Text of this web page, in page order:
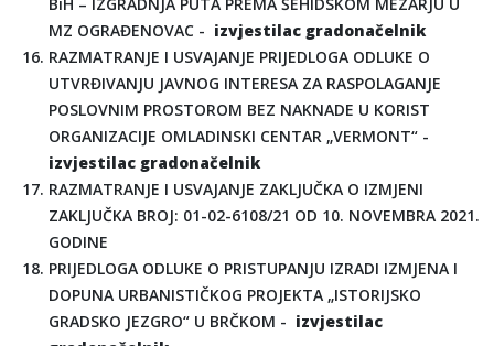
MZ OGRAĐENOVAC - izvjestilac gradonačelnik
RAZMATRANJE I USVAJANJE PRIJEDLOGA ODLUKE O
UTVRĐIVANJU JAVNOG INTERESA ZA RASPOLAGANJE
POSLOVNIM PROSTOROM BEZ NAKNADE U KORIST
ORGANIZACIJE OMLADINSKI CENTAR „VERMONT“ -
izvjestilac gradonačelnik
RAZMATRANJE I USVAJANJE ZAKLJUČKA O IZMJENI
ZAKLJUČKA BROJ: 01-02-6108/21 OD 10. NOVEMBRA 2021.
GODINE
PRIJEDLOGA ODLUKE O PRISTUPANJU IZRADI IZMJENA I
DOPUNA URBANISTIČKOG PROJEKTA „ISTORIJSKO
GRADSKO JEZGRO“ U BRČKOM - izvjestilac